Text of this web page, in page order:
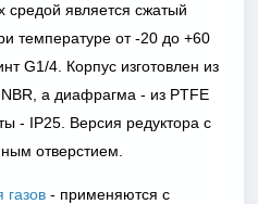
средой является сжатый
температуре от -20 до +60
G1/4. Корпус изготовлен из
а диафрагма - из PTFE
- IP25. Версия редуктора с
отверстием.
газов - применяются с